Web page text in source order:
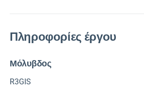
Πληροφορίες έργου
Μόλυβδος
R3GIS